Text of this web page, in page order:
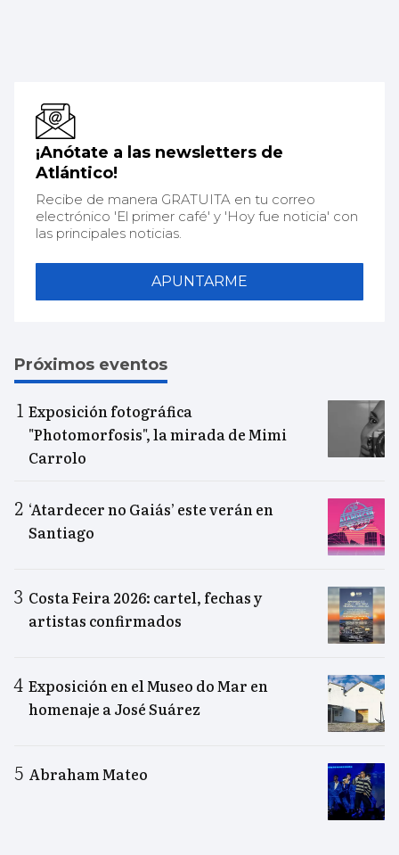
¡Anótate a las newsletters de
Atlántico!
Recibe de manera GRATUITA en tu correo
electrónico 'El primer café' y 'Hoy fue noticia' con
las principales noticias.
APUNTARME
Próximos eventos
Exposición fotográfica
"Photomorfosis", la mirada de Mimi
Carrolo
‘Atardecer no Gaiás’ este verán en
Santiago
Costa Feira 2026: cartel, fechas y
artistas confirmados
Exposición en el Museo do Mar en
homenaje a José Suárez
Abraham Mateo